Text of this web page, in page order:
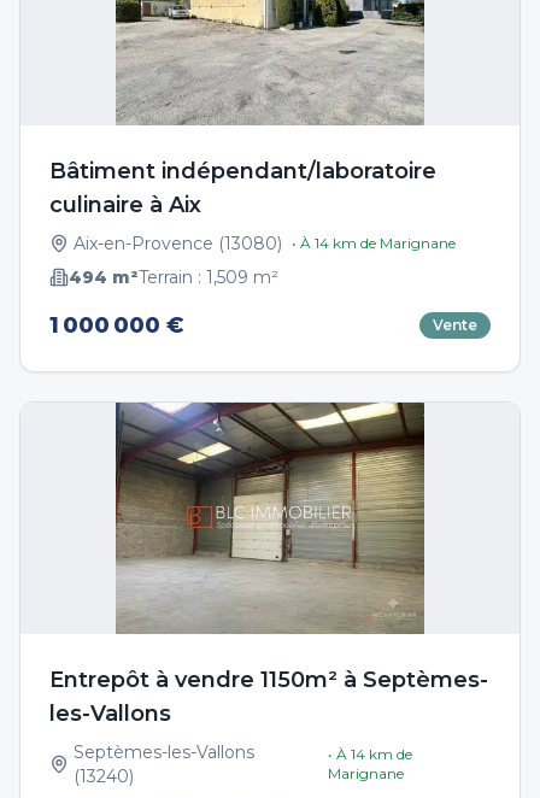
Bâtiment indépendant/laboratoire
culinaire à Aix
Aix-en-Provence (13080) • À 14 km de Marignane
494 m²Terrain : 1,509 m²
1 000 000 € Vente
Entrepôt à vendre 1150m² à Septèmes-
les-Vallons
Septèmes-les-Vallons
(13240)
• À 14km de
Marignane